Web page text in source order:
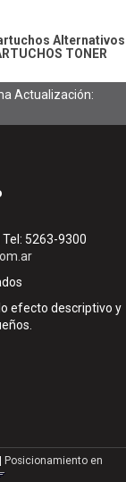
Alternativos
TONER
Actualización:
5263-9300
efecto descriptivo y
| Posicionamiento en